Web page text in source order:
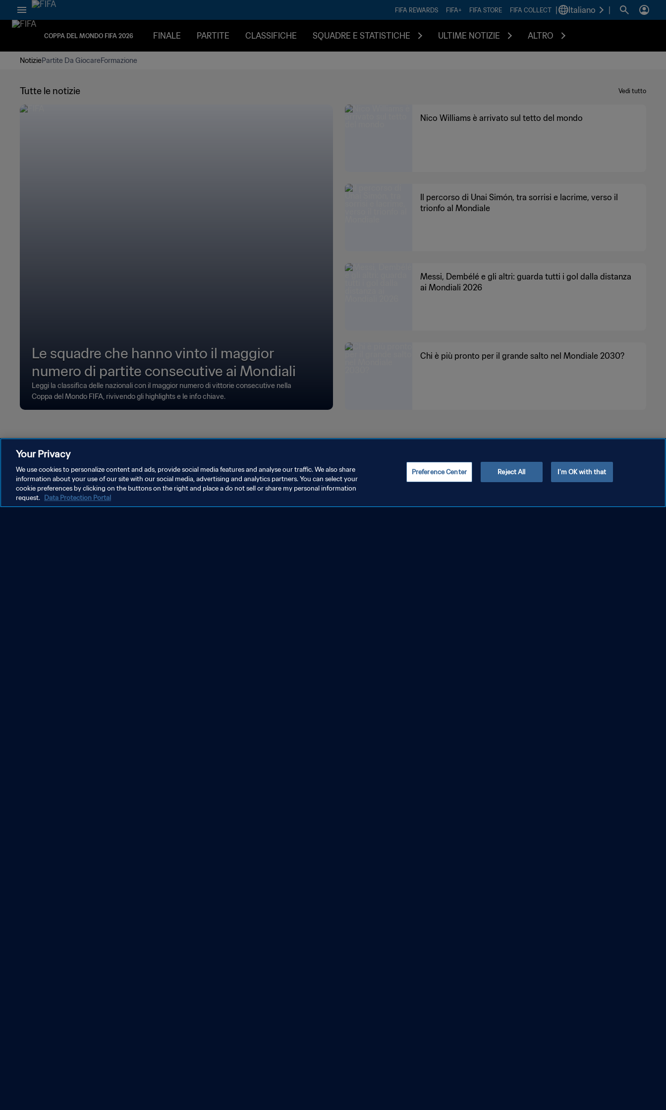
FIFA REWARDS FIFA+ FIFA STORE FIFA COLLECT Italiano
COPPA DEL MONDO FIFA 2026 FINALE PARTITE CLASSIFICHE SQUADRE E STATISTICHE ULTIME NOTIZIE ALTRO
NotiziePartite Da GiocareFormazione
Tutte le notizie Vedi tutto
Le squadre che hanno vinto il maggior
numero di partite consecutive ai Mondiali
Leggi la classifica delle nazionali con il maggior numero di vittorie consecutive nella
Coppa del Mondo FIFA, rivivendo gli highlights e le info chiave.
Nico Williams è arrivato sul tetto del mondo
Il percorso di Unai Simón, tra sorrisi e lacrime, verso il
trionfo al Mondiale
Messi, Dembélé e gli altri: guarda tutti i gol dalla distanza
ai Mondiali 2026
Chi è più pronto per il grande salto nel Mondiale 2030?
Your Privacy
We use cookies to personalize content and ads, provide social media features and analyse our traffic. We also share
information about your use of our site with our social media, advertising and analytics partners. You can select your
cookie preferences by clicking on the buttons on the right and place a do not sell or share my personal information
request. Data Protection Portal
Preference Center Reject All I'm OK with that